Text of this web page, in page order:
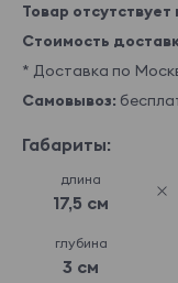
Товар
Стоимость
* Доставка по
Самовывоз:
Габариты:
длина
17,5 см
глубина
3 см